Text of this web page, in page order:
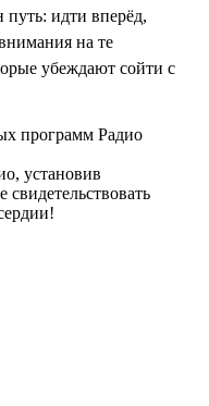
путь: идти вперёд,
на те
убеждают сойти с
программ Радио
установив